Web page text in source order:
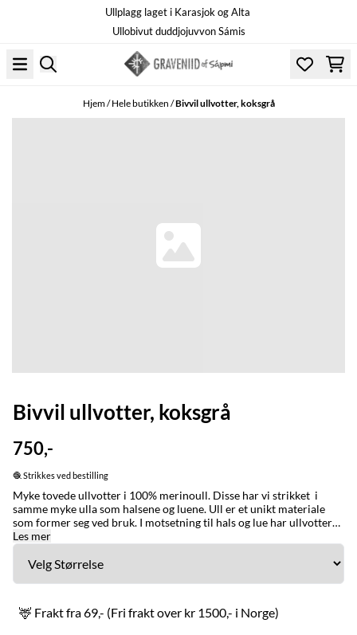
Ullplagg laget i Karasjok og Alta
Ullobivut duddjojuvvon Sámis
Hjem/Hele butikken /Bivvil ullvotter, koksgrå
Bivvil ullvotter, koksgrå
750,-
🧶 Strikkes ved bestilling
Myke tovede ullvotter i 100% merinoull. Disse har vi strikket i
samme myke ulla som halsene og luene. Ull er et unikt materiale
som former seg ved bruk. I motsetning til hals og lue har ullvotter
en tendens til å krympe noe ved bruk. Votter som er romslige er
varmere enn votter som er tettsittende.
STØRRELSE/STURRODAT: XS XS herre / S dame S herre / M dame
nordsamisk ord for en person som holder varmen godt. Ordet
Les mer
🦌 Frakt fra 69,- (Fri frakt over kr 1500,- i Norge)